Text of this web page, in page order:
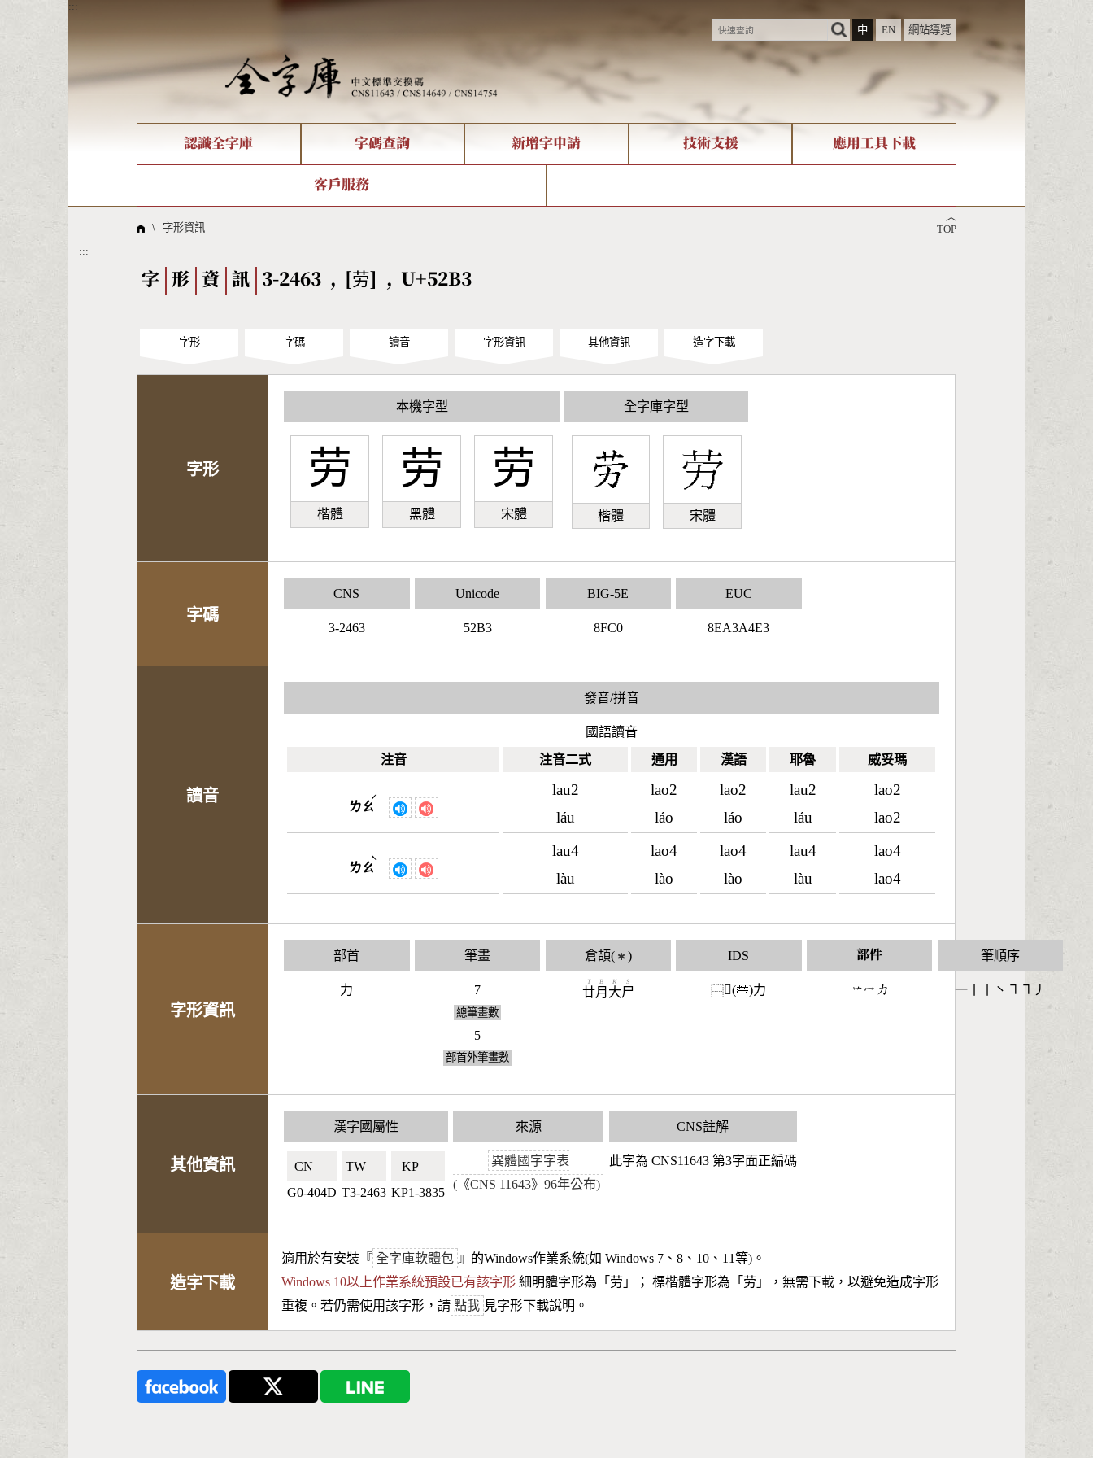
:::
中
EN 網站導覽
認識全字庫
全字庫現況
線上教學
字碼查詢
部件查詢
倉頡查詢
Big5查詢 拼音查詢
新增字申請 技術支援
造字解決方案
應用工具下載
字形下載
客戶服務
問題集
︿
TOP
\ 字形資訊
:::
字 形 資 訊 3-2463 , [劳] , U+52B3
字形 字碼 讀音 字形資訊 其他資訊 造字下載
字形
本機字型
劳
楷體
劳
黑體
劳
宋體
全字庫字型
楷體 宋體
字碼
CNS
3-2463
Unicode
52B3
BIG-5E
8FC0
EUC
8EA3A4E3
讀音
發音/拼音
國語讀音
注音
注音二式 通用 漢語 耶魯 威妥瑪
ㄌㄠ
ˊ
lau2
láu
lao2
láo
lao2
láo
lau2
láu
lao2
lao2
ㄌㄠ
ˋ
lau4
làu
lao4
lào
lao4
lào
lau4
làu
lao4
lao4
字形資訊
部首
力
筆畫
7
總筆畫數
5
部首外筆畫數
倉頡( ✱ )
廿
T
月
B
大
K
尸
S
IDS
⿱𫇦( )力
部件
󶁧󶁇󶁒
筆順序
一丨丨丶㇕㇕丿
其他資訊
漢字國屬性
CN🇨🇳
G0-404D
TW🇹🇼
T3-2463
KP🇰🇵
KP1-3835
來源
異體國字字表
(《CNS 11643》96年公布)
CNS註解
此字為 CNS11643 第3字面正編碼
造字下載
適用於有安裝『 全字庫軟體包 』的Windows作業系統(如 Windows 7、8、10、11等)。
Windows 10以上作業系統預設已有該字形 細明體字形為「 劳 」； 標楷體字形為「 劳 」，無需下載，以避免造成字形
重複。若仍需使用該字形，請 點我 見字形下載說明。